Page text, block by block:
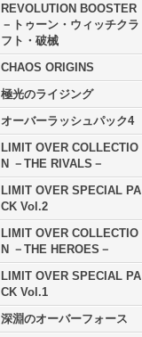
REVOLUTION BOOSTER
－トゥーン・ウィッチクラ
フト・破械
CHAOS ORIGINS
極光のライジング
オーバーラッシュパック4
LIMIT OVER COLLECTIO
N －THE RIVALS－
LIMIT OVER SPECIAL PA
CK Vol.2
LIMIT OVER COLLECTIO
N －THE HEROES－
LIMIT OVER SPECIAL PA
CK Vol.1
深淵のオーバーフォース